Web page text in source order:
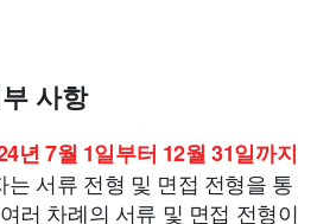
사항
년 7월 1일부터 12월 31일까지
는 서류 전형 및 면접 전형을 통
러 차례의 서류 및 면접 전형이